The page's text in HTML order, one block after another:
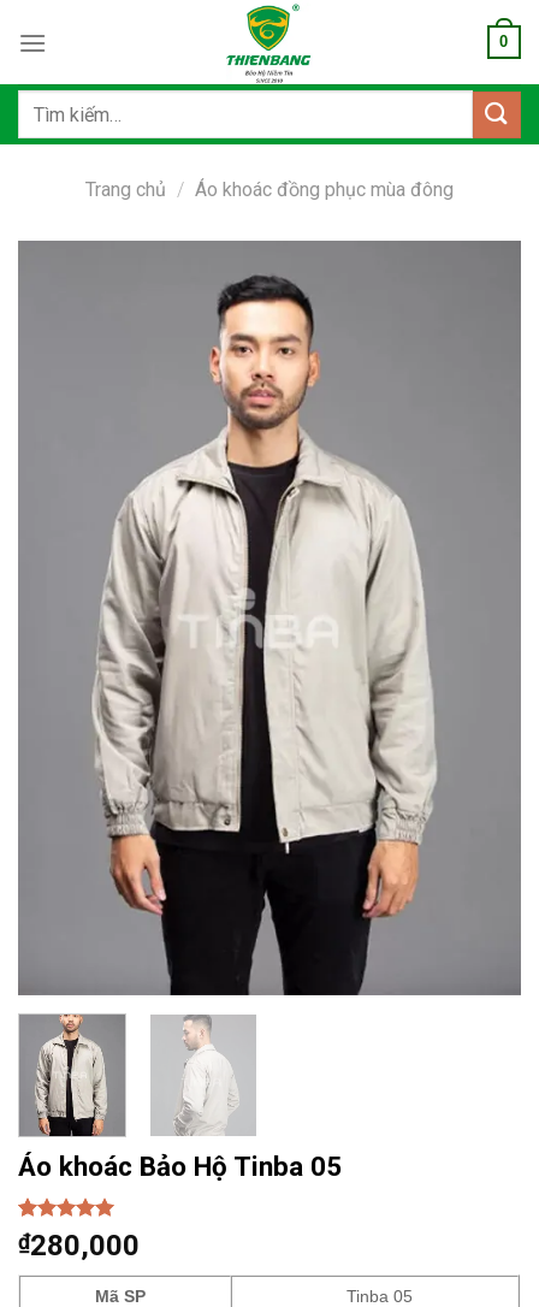
qua
dung
0
Tìm
Trang chủ / Áo khoác đồng phục mùa đông
Áo khoác Bảo Hộ Tinba 05
5.00trên 5
dựa trên
1
đánh giá
₫280,000
Mã SP Tinba 05